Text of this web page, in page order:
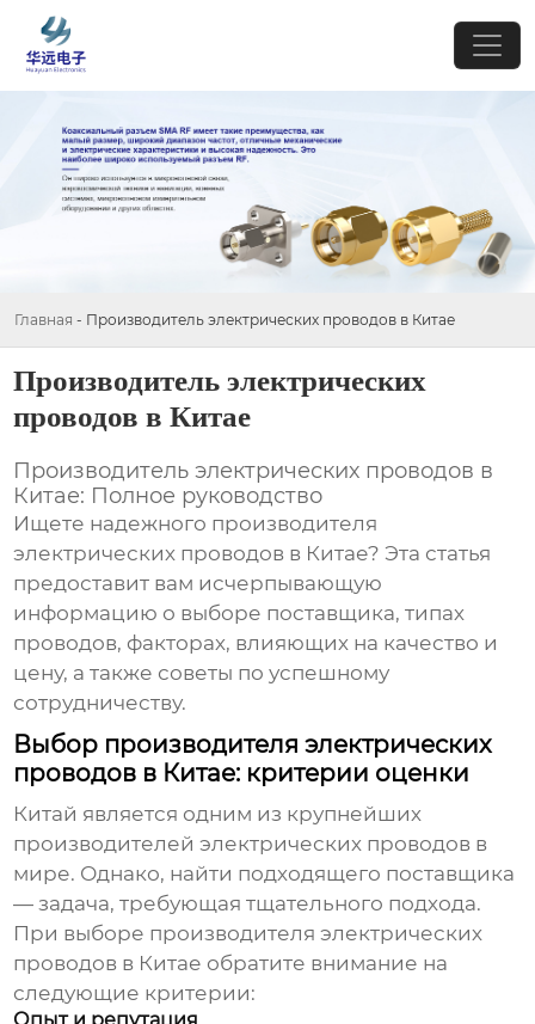
Главная - Производитель электрических проводов в Китае
Производитель электрических
проводов в Китае
Производитель электрических проводов в
Китае: Полное руководство
Ищете надежного производителя
электрических проводов в Китае? Эта статья
предоставит вам исчерпывающую
информацию о выборе поставщика, типах
проводов, факторах, влияющих на качество и
цену, а также советы по успешному
сотрудничеству.
Выбор производителя электрических
проводов в Китае: критерии оценки
Китай является одним из крупнейших
производителей электрических проводов в
мире. Однако, найти подходящего поставщика
— задача, требующая тщательного подхода.
При выборе производителя электрических
проводов в Китае обратите внимание на
следующие критерии: